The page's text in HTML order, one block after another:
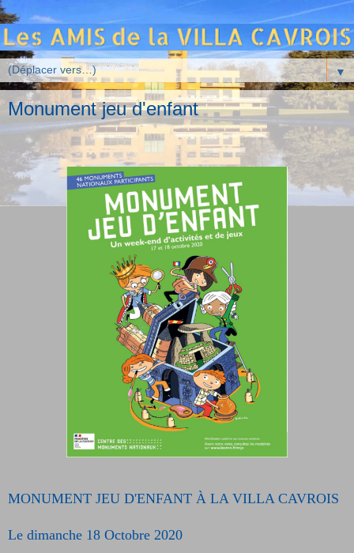
▼
Monument jeu d'enfant
MONUMENT JEU D'ENFANT À LA VILLA CAVROIS
Le dimanche 18 Octobre 2020